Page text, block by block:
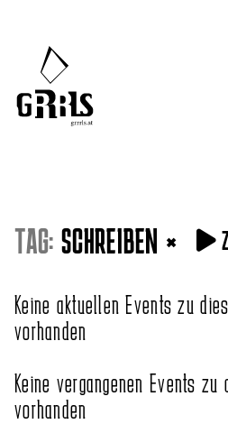
TAG: SCHREIBEN ×
Keine aktuellen Events zu
vorhanden
Keine vergangenen Events
vorhanden